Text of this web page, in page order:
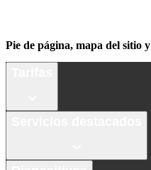
Pie de página, mapa del sitio